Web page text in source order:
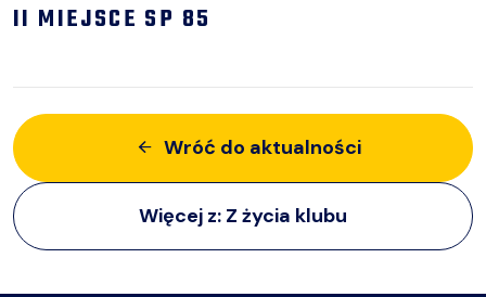
II MIEJSCE SP 85
Wróć do aktualności
Więcej z: Z życia klubu